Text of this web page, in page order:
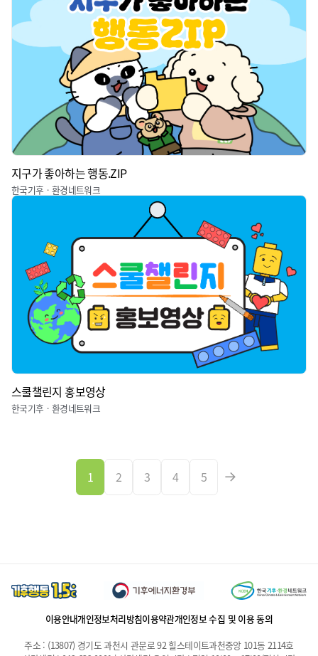
지구가 좋아하는 행동.ZIP
한국기후ㆍ환경네트워크
스쿨챌린지 홍보영상
한국기후ㆍ환경네트워크
1 2 3 4 5
이용안내개인정보처리방침이용약관개인정보 수집 및 이용 동의
주소 : (13807) 경기도 과천시 관문로 92 힐스테이트과천중앙 101동 2114호